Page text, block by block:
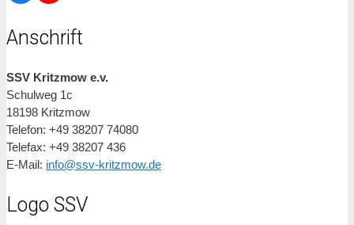
Anschrift
SSV Kritzmow e.v.
Schulweg 1c
18198 Kritzmow
Telefon: +49 38207 74080
Telefax: +49 38207 436
E-Mail: info@ssv-kritzmow.de
Logo SSV